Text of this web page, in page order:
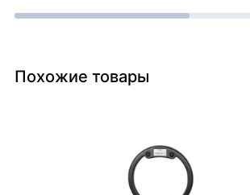
Похожие товары